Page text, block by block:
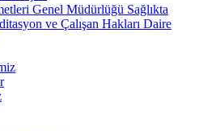
Genel Müdürlüğü Sağlıkta
ve Çalışan Hakları Daire